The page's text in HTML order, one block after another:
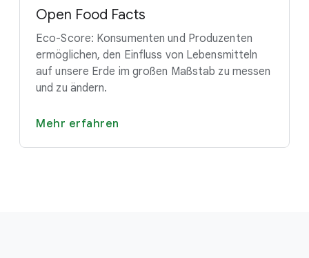
Open Food Facts
Eco-Score: Konsumenten und Produzenten
ermöglichen, den Einfluss von Lebensmitteln
auf unsere Erde im großen Maßstab zu messen
und zu ändern.
Mehr erfahren